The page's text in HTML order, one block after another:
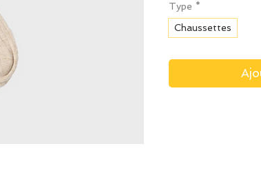
Type *
Chaussettes